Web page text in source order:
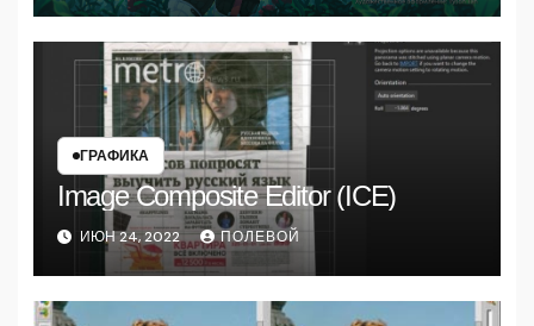
ГРАФИКА
Image Composite Editor (ICE)
ИЮН 24, 2022 ПОЛЕВОЙ